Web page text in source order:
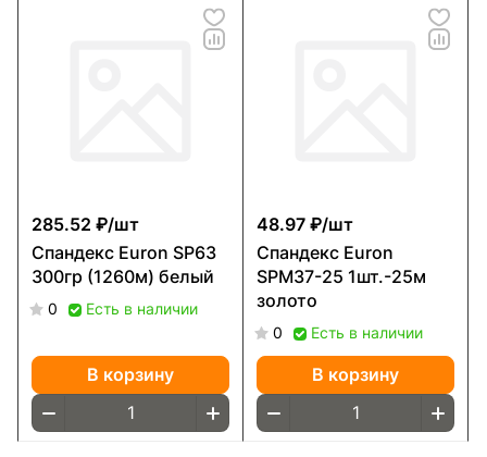
285.52 ₽/шт
Спандекс Euron SP63
300гр (1260м) белый
0 Есть в наличии
В корзину
48.97 ₽/шт
Спандекс Euron
SPМ37-25 1шт.-25м
золото
0 Есть в наличии
В корзину